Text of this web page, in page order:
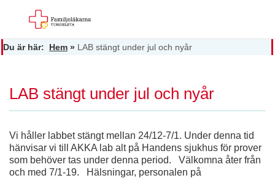
Du är här: Hem » LAB stängt under jul och nyår
LAB stängt under jul och nyår
Vi håller labbet stängt mellan 24/12-7/1. Under denna tid
hänvisar vi till AKKA lab alt på Handens sjukhus för prover
som behöver tas under denna period. Välkomna åter från
och med 7/1-19. Hälsningar, personalen på